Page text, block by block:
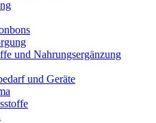
und Nahrungsergänzung
und Geräte